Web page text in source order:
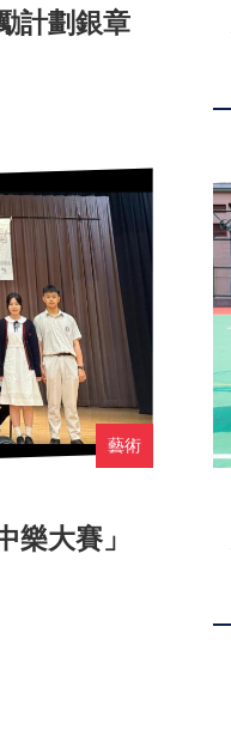
計劃銀章
藝術
樂大賽」